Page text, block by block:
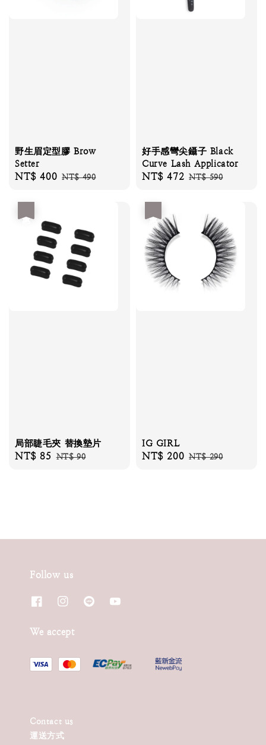
野生眉定型膠 Brow
Setter
Sale
NT$ 400 Regular
NT$ 490
好手感彎尖鑷子 Black
Curve Lash Applicator
Sale
NT$ 472 Regular
NT$ 590
局部睫毛夾 替換墊片
Sale
NT$ 85 Regular
NT$ 90
IG GIRL
Sale
NT$ 200 Regular
NT$ 290
Follow us
We accept
Contact us
運送方式